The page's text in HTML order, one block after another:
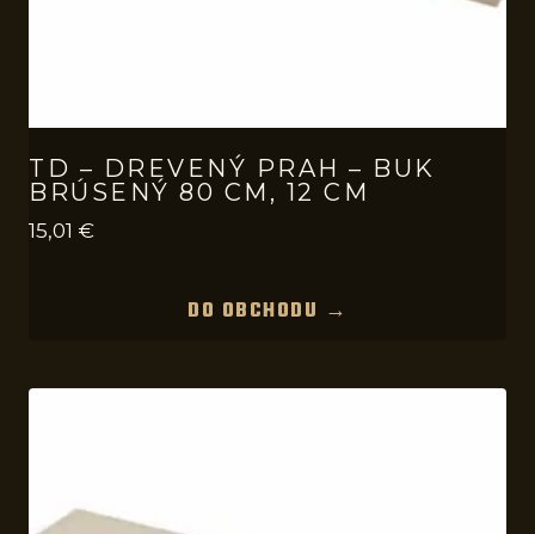
TD – DREVENÝ PRAH – BUK
BRÚSENÝ 80 CM, 12 CM
15,01 €
DO OBCHODU →